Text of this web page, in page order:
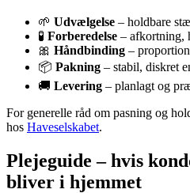
🌱 Udvælgelse – holdbare
🧪 Forberedelse – afkortning,
🎀 Håndbinding –
📦 Pakning – stabil, diskret
🚚 Levering – planlagt og
For generelle råd om pasning og
hos Haveselskabet.
Plejeguide – hvis
bliver i hjemmet